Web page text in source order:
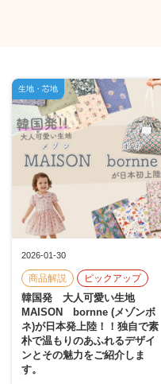
2026-01-30
商品解説 ピックアップ
韓国発 大人可愛い生地
MAISON bornne (メゾンボ
ネ)が日本発上陸！！独自で素
朴で温もりのあふれるデザイ
ンとその魅力をご紹介しま
す。
生地・芯地